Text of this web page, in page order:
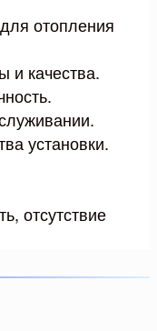
отопления
и качества.
установки.
отсутствие